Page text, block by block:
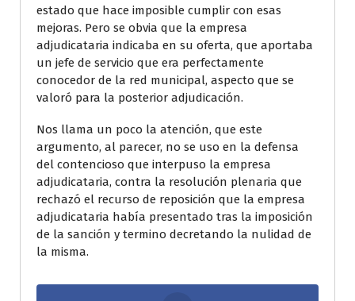
estado que hace imposible cumplir con esas
mejoras. Pero se obvia que la empresa
adjudicataria indicaba en su oferta, que aportaba
un jefe de servicio que era perfectamente
conocedor de la red municipal, aspecto que se
valoró para la posterior adjudicación.
Nos llama un poco la atención, que este
argumento, al parecer, no se uso en la defensa
del contencioso que interpuso la empresa
adjudicataria, contra la resolución plenaria que
rechazó el recurso de reposición que la empresa
adjudicataria había presentado tras la imposición
de la sanción y termino decretando la nulidad de
la misma.